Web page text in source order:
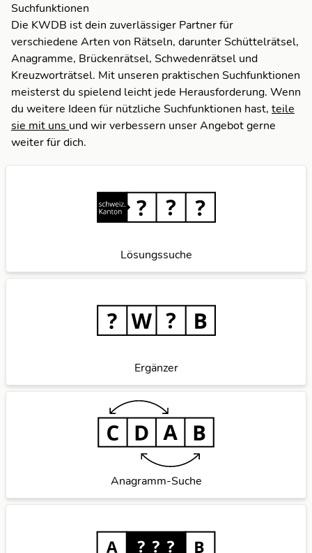
Suchfunktionen
Die KWDB ist dein zuverlässiger Partner für
verschiedene Arten von Rätseln, darunter Schüttelrätsel,
Anagramme, Brückenrätsel, Schwedenrätsel und
Kreuzworträtsel. Mit unseren praktischen Suchfunktionen
meisterst du spielend leicht jede Herausforderung. Wenn
du weitere Ideen für nützliche Suchfunktionen hast, teile
sie mit uns und wir verbessern unser Angebot gerne
weiter für dich.
Lösungssuche
Ergänzer
Anagramm-Suche